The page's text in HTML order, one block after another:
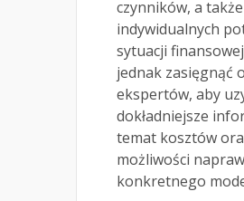
czynników, a także
indywidualnych
sytuacji
jednak zasięgnąć
ekspertów, aby
dokładniejsze
temat kosztów
możliwości
konkretnego